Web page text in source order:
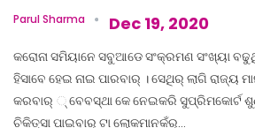
Parul Sharma Dec 19, 2020
କରୋନା ସମିୟାନେ ସବୁଆଡେ ସଂକ୍ରମଣ ସଂଖ୍ୟା
ହିସାବେ ହେଇ ନାଇ ପାରବାର୍‌ । ସେଥିର୍‌ ଲାଗି ରାଜ୍ୟ
କରବାର୍‌ ୍‌ ବେବସ୍ଥା କେ ନେଇକରି ସୁପ୍ରିମକୋର୍ଟ
ଚିକିତ୍ସା ପାଇବାର୍‌ ଟା ଲୋକମାନକଁର୍‌…